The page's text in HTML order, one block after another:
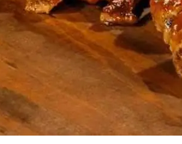
Bolos e Sobremesas
e Massas